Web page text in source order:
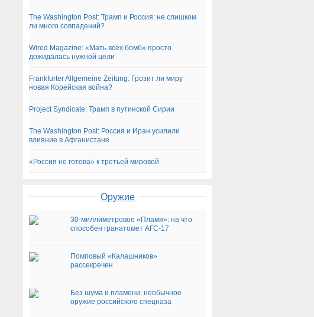
The Washington Post: Трамп и Россия: не слишком
ли много совпадений?
Wired Magazine: «Мать всех бомб» просто
дожидалась нужной цели
Frankfurter Allgemeine Zeitung: Грозит ли миру
новая Корейская война?
Project Syndicate: Трамп в путинской Сирии
The Washington Post: Россия и Иран усилили
влияние в Афганистане
«Россия не готова» к третьей мировой
Оружие
30-миллиметровое «Пламя»: на что
способен гранатомет АГС-17
Помповый «Калашников»
рассекречен
Без шума и пламени: необычное
оружие российского спецназа